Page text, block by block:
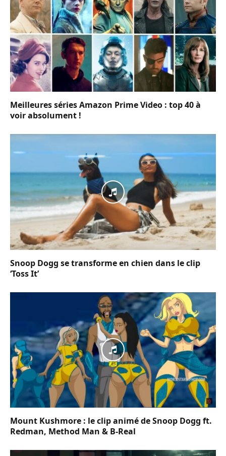
Meilleures séries Amazon Prime Video : top 40 à
voir absolument !
Snoop Dogg se transforme en chien dans le clip
‘Toss It’
Mount Kushmore : le clip animé de Snoop Dogg ft.
Redman, Method Man & B-Real